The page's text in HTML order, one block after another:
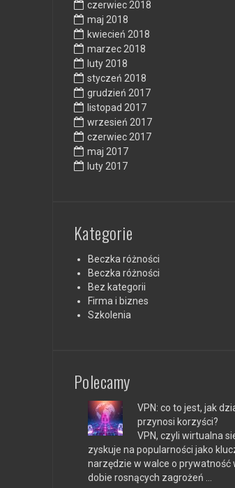
czerwiec 2018
maj 2018
kwiecień 2018
marzec 2018
luty 2018
styczeń 2018
grudzień 2017
listopad 2017
wrzesień 2017
czerwiec 2017
maj 2017
luty 2017
Kategorie
Beczka różności
Beczka różności
Bez kategorii
Firma i biznes
Szkolenia
Polecamy
VPN: co to jest, jak
przynosi korzyści?
VPN, czyli wirtualna
zyskuje na popularności jako
narzędzie w walce o prywatność
dobie rosnących zagrożeń …